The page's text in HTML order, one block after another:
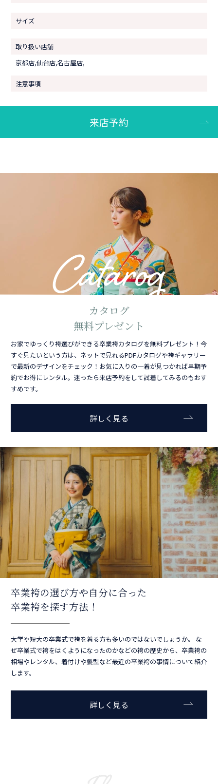
サイズ
取り扱い店舗
京都店,仙台店,名古屋店,
注意事項
来店予約
Catarog
カタログ
無料プレゼント
お家でゆっくり袴選びができる卒業袴カタログを無料プレゼント！今
すぐ見たいという方は、ネットで見れるPDFカタログや袴ギャラリー
で最新のデザインをチェック！お気に入りの一着が見つかれば早期予
約でお得にレンタル。迷ったら来店予約をして試着してみるのもおす
すめです。
詳しく見る
卒業袴の選び方や自分に合った
卒業袴を探す方法！
大学や短大の卒業式で袴を着る方も多いのではないでしょうか。 な
ぜ卒業式で袴をはくようになったのかなどの袴の歴史から、卒業袴の
相場やレンタル、着付けや髪型など最近の卒業袴の事情について紹介
します。
詳しく見る